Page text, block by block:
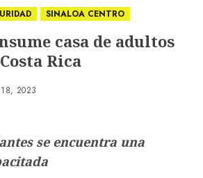
SINALOA CENTRO
casa de adultos
Rica
18, 2023
se encuentra una